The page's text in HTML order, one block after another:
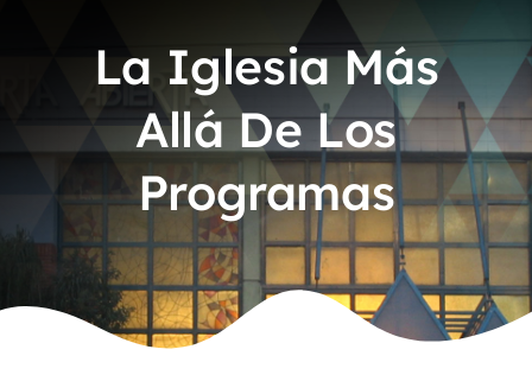
La Iglesia Más
Allá De Los
Programas